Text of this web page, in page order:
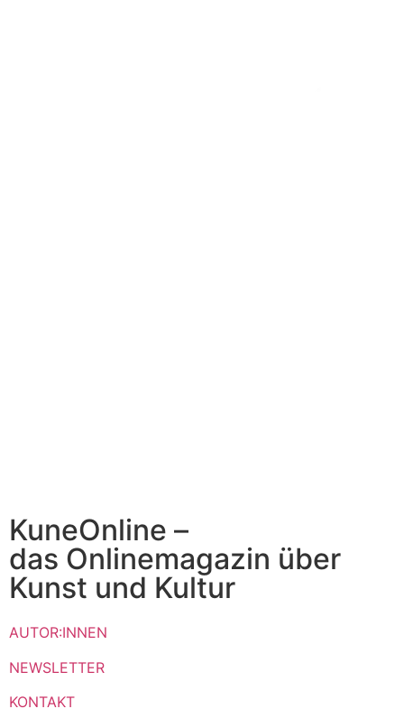
KuneOnline –
das Onlinemagazin über
Kunst und Kultur
AUTOR:INNEN
NEWSLETTER
KONTAKT